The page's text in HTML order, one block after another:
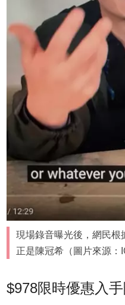
現場錄音曝光後，網民根
正是陳冠希（圖片來源：
$978限時優惠入